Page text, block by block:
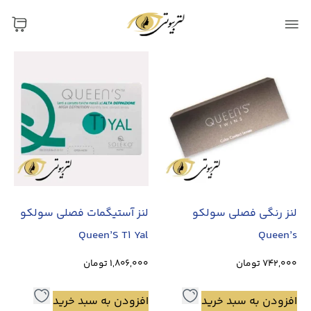
لنز رنگی فصلی سولکو
Queen’s
742,000تومان
افزودن به سبد خرید
لنز آستیگمات فصلی سولکو
Queen’S T1 Yal
1,806,000تومان
افزودن به سبد خرید